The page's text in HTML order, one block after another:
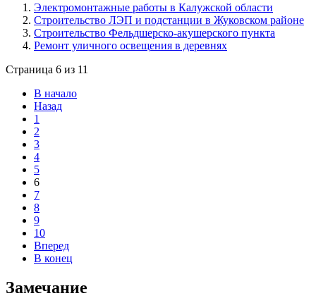
Электромонтажные работы в Калужской области
Строительство ЛЭП и подстанции в Жуковском районе
Строительство Фельдшерско-акушерского пункта
Ремонт уличного освещения в деревнях
Страница 6 из 11
В начало
Назад
1
2
3
4
5
6
7
8
9
10
Вперед
В конец
Замечание